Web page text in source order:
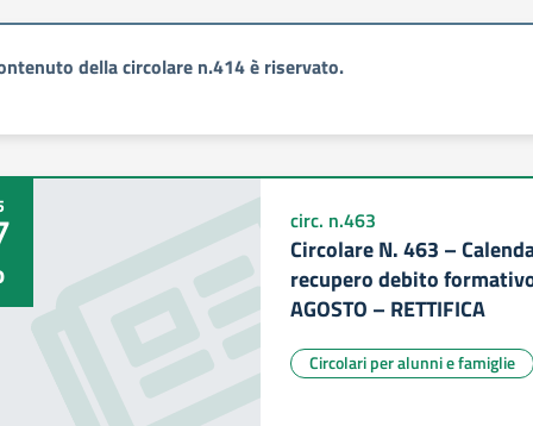
della circolare n.414 è riservato.
circ. n.463
Circolare N. 463 –
recupero debito
AGOSTO – RETTIFICA
Circolari per alunni e famiglie